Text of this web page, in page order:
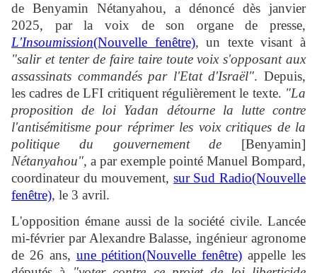
de Benyamin Nétanyahou, a dénoncé dès janvier
2025, par la voix de son organe de presse,
L'Insoumission(Nouvelle fenêtre), un texte visant à
"salir et tenter de faire taire toute voix s'opposant aux
assassinats commandés par l'Etat d'Israël". Depuis,
les cadres de LFI critiquent régulièrement le texte. "La
proposition de loi Yadan détourne la lutte contre
l'antisémitisme pour réprimer les voix critiques de la
politique du gouvernement de [Benyamin]
Nétanyahou", a par exemple pointé Manuel Bompard,
coordinateur du mouvement, sur Sud Radio(Nouvelle
fenêtre), le 3 avril.
L'opposition émane aussi de la société civile. Lancée
mi-février par Alexandre Balasse, ingénieur agronome
de 26 ans, une pétition(Nouvelle fenêtre) appelle les